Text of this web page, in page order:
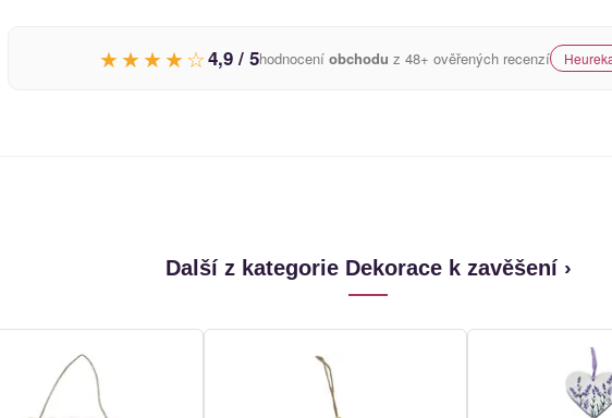
★★★★☆4,9 / 5hodnocení obchodu z 48+ ověřených recenzí
Další z kategorie Dekorace k zavěšení ›